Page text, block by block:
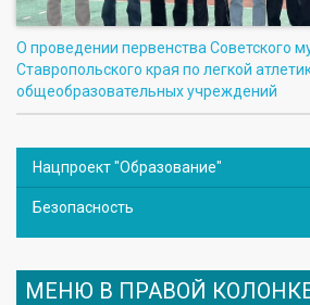
О проведении первенства Советского
Ставропольского края по легкой
общеобразовательных учреждений
Нацпроект "Образование"
Безопасность
МЕНЮ В ПРАВОЙ